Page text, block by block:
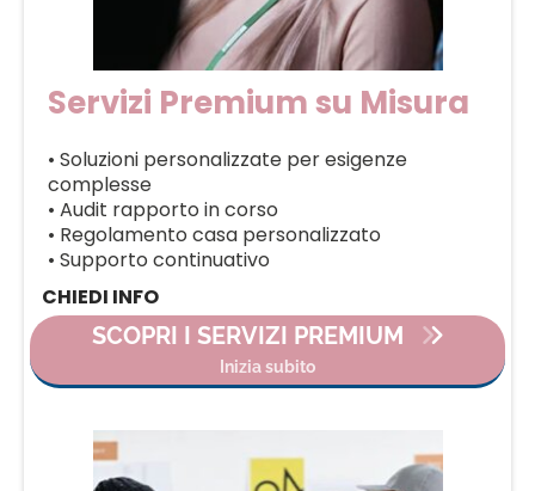
Servizi Premium su Misura
• Soluzioni personalizzate per esigenze
complesse
• Audit rapporto in corso
• Regolamento casa personalizzato
• Supporto continuativo
CHIEDI INFO
SCOPRI I SERVIZI PREMIUM
Inizia subito